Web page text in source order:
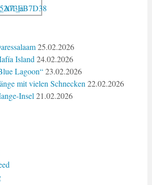
25.02.2026
Island 24.02.2026
Lagoon“ 23.02.2026
mit vielen Schnecken 22.02.2026
Insel 21.02.2026